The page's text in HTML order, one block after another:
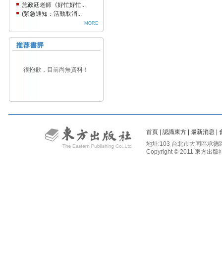
施政廷老師《好忙好忙...
(緊急通知：活動取消...
MORE
很抱歉，目前尚無資料！
首頁 認識東方 最新消息
地址:103 台北市大同區承
Copyright © 2011 東方出版